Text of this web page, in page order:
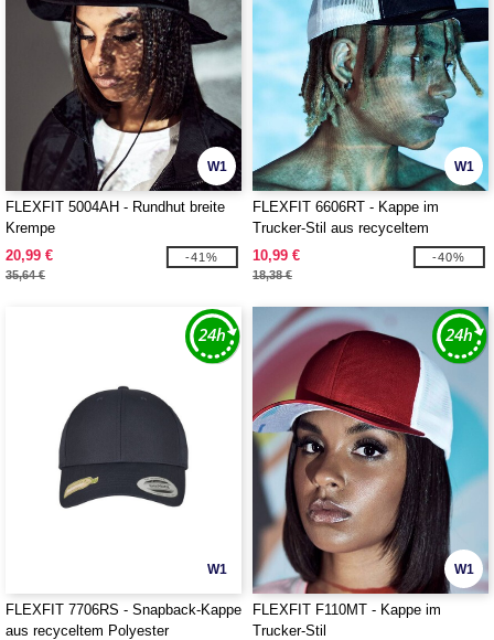
W1
FLEXFIT 5004AH - Rundhut breite
Krempe
20,99 €
35,64 €
-41%
W1
FLEXFIT 6606RT - Kappe im
Trucker-Stil aus recyceltem
Polyester
10,99 €
18,38 €
-40%
W1
FLEXFIT 7706RS - Snapback-Kappe
aus recyceltem Polyester
W1
FLEXFIT F110MT - Kappe im
Trucker-Stil